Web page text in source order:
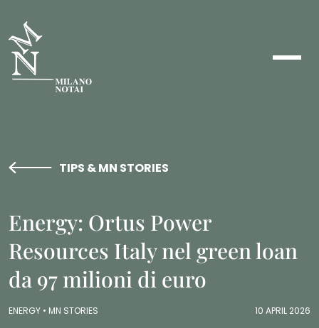
TIPS & MN STORIES
Energy: Ortus Power
Resources Italy nel green loan
da 97 milioni di euro
ENERGY • MN STORIES 10 APRIL 2026